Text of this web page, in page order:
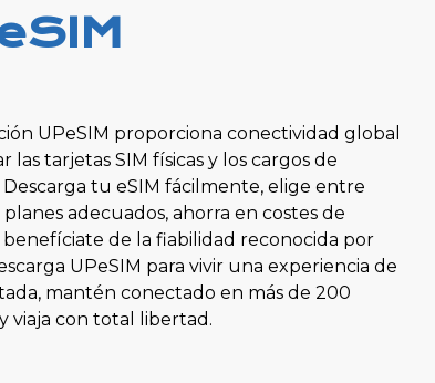
UPeSIM proporciona conectividad global
las tarjetas SIM físicas y los cargos de
Descarga tu eSIM fácilmente, elige entre
adecuados, ahorra en costes de
benefíciate de la fiabilidad reconocida por
UPeSIM para vivir una experiencia de
mantén conectado en más de 200
viaja con total libertad.